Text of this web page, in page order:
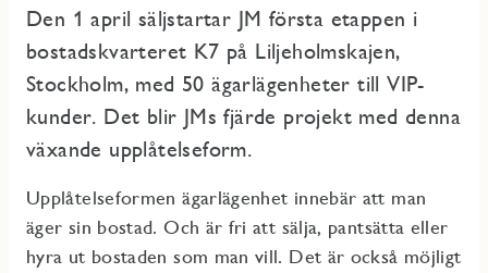
Den 1 april säljstartar JM första etappen i
bostadskvarteret K7 på Liljeholmskajen,
Stockholm, med 50 ägarlägenheter till VIP-
kunder. Det blir JMs fjärde projekt med denna
växande upplåtelseform.
Upplåtelseformen ägarlägenhet innebär att man
äger sin bostad. Och är fri att sälja, pantsätta eller
hyra ut bostaden som man vill. Det är också möjligt